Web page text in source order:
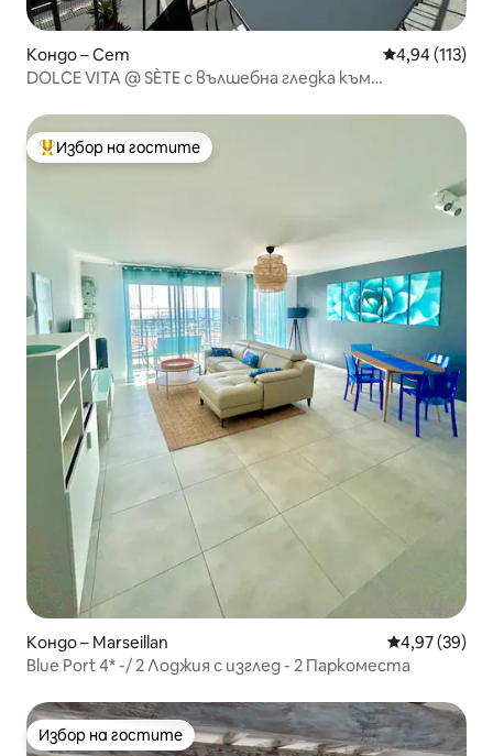
Кондо – Сет Средна
4,94 (113)
DOLCE VITA @ SÈTE с вълшебна гледка към
Най-популярен избор на гостите
Избор на гостите
Кондо – Marseillan Средна
4,97 (39)
Blue Port 4* -/ 2 Лоджия с изглед - 2 Паркоместа
Избор на гостите
Избор на гостите